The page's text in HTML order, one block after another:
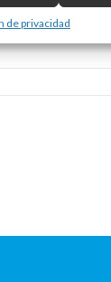
de privacidad